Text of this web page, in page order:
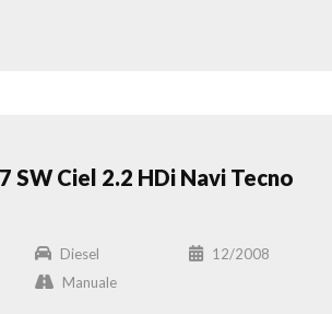
SW Ciel 2.2 HDi Navi Tecno
Diesel
12/2008
Manuale